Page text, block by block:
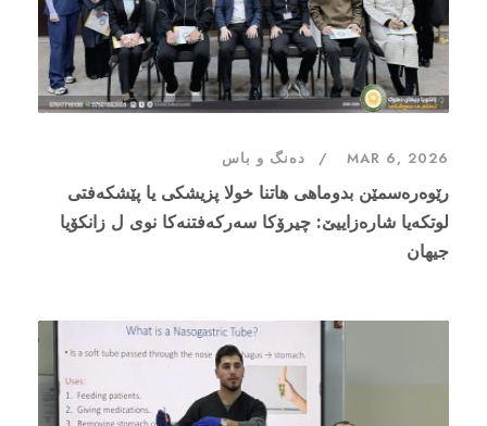
MAR 6, 2026 دەنگ و باس
رێوەرەسمێن بدوماهی هاتنا خولا پزیشکی یا پێشکەفتی
لوتکەیا شارەزاییێ: چیرۆکا سەرکەفتنەکا نوی ل زانکۆیا
جیهان